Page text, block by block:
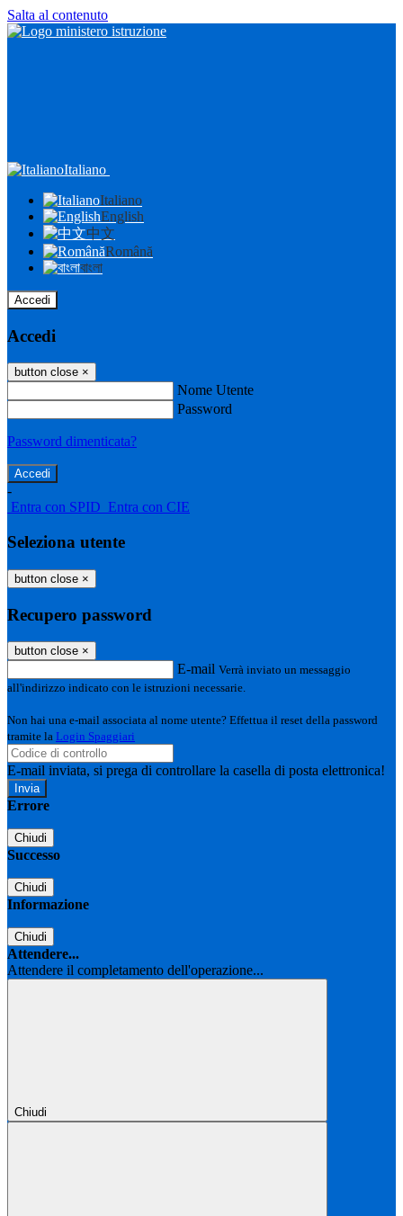
Salta al contenuto
Italiano
Italiano
English
中文
Română
বাংলা
Accedi
Accedi
button close ×
Nome Utente
Password
Password dimenticata?
-
Entra con SPID Entra con CIE
Seleziona utente
button close ×
Recupero password
button close ×
E-mail Verrà inviato un messaggio
all'indirizzo indicato con le istruzioni necessarie.
Non hai una e-mail associata al nome utente? Effettua il reset della password
tramite la Login Spaggiari
E-mail inviata, si prega di controllare la casella di posta elettronica!
Errore
Chiudi
Successo
Chiudi
Informazione
Chiudi
Attendere...
Attendere il completamento dell'operazione...
Chiudi